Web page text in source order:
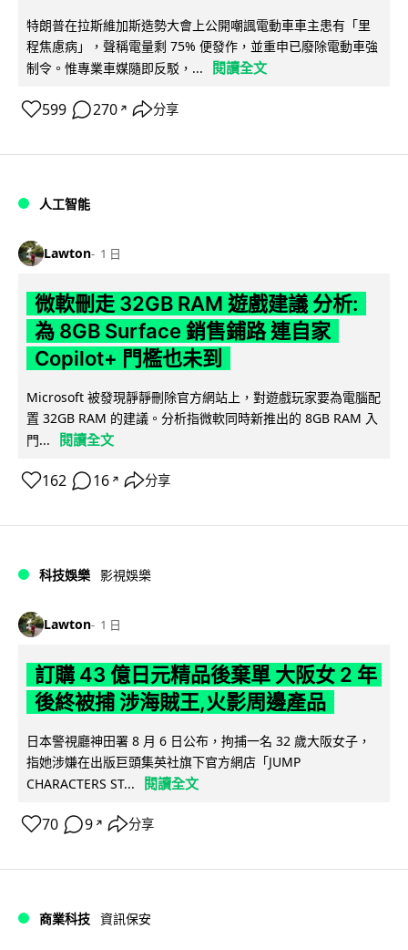
特朗普在拉斯維加斯造勢大會上公開嘲諷電動車車主患有「里
程焦慮病」，聲稱電量剩 75% 便發作，並重申已廢除電動車強
制令。惟專業車媒隨即反駁，...
閱讀全文
599 270 ↗ 分享
人工智能
Lawton 1 日
微軟刪走 32GB RAM 遊戲建議 分析:
為 8GB Surface 銷售鋪路 連自家
Copilot+ 門檻也未到
Microsoft 被發現靜靜刪除官方網站上，對遊戲玩家要為電腦配
置 32GB RAM 的建議。分析指微軟同時新推出的 8GB RAM 入
門...
閱讀全文
162 16 ↗ 分享
科技娛樂 影視娛樂
Lawton 1 日
訂購 43 億日元精品後棄單 大阪女 2 年
後終被捕 涉海賊王,火影周邊產品
日本警視廳神田署 8 月 6 日公布，拘捕一名 32 歲大阪女子，
指她涉嫌在出版巨頭集英社旗下官方網店「JUMP
CHARACTERS ST...
閱讀全文
70 9 ↗ 分享
商業科技 資訊保安